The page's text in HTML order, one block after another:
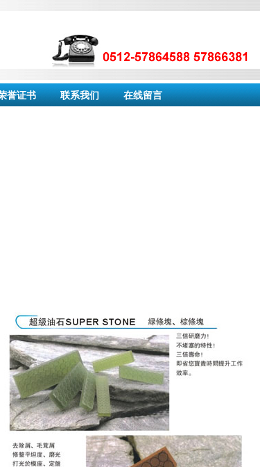
誉证书 联系我们 在线留言